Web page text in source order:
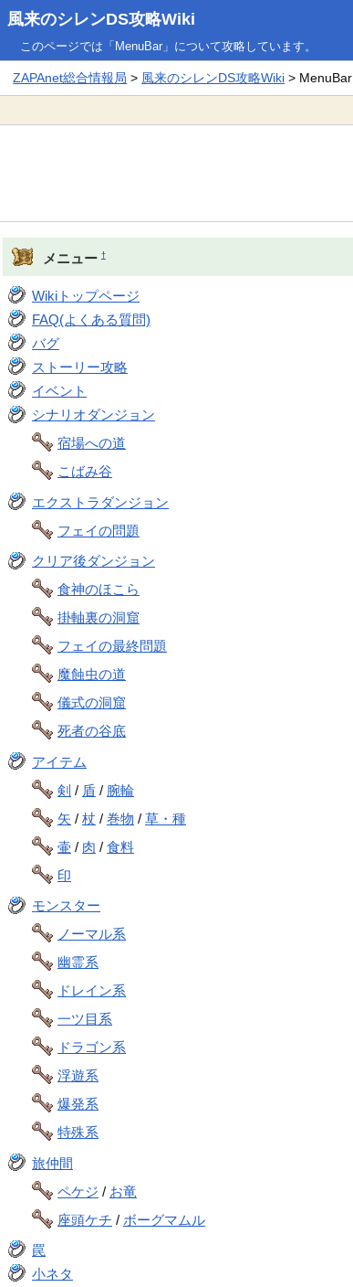
風来のシレンDS攻略Wiki
このページでは「MenuBar」について攻略しています。
ZAPAnet総合情報局 > 風来のシレンDS攻略Wiki > MenuBar
メニュー †
Wikiトップページ
FAQ(よくある質問)
バグ
ストーリー攻略
イベント
シナリオダンジョン
宿場への道
こばみ谷
エクストラダンジョン
フェイの問題
クリア後ダンジョン
食神のほこら
掛軸裏の洞窟
フェイの最終問題
魔蝕虫の道
儀式の洞窟
死者の谷底
アイテム
剣 / 盾 / 腕輪
矢 /杖 /巻物 /草・種
壷 / 肉 /食料
印
モンスター
ノーマル系
幽霊系
ドレイン系
一ツ目系
ドラゴン系
浮遊系
爆発系
特殊系
旅仲間
ペケジ / お竜
座頭ケチ / ボーグマムル
罠
小ネタ